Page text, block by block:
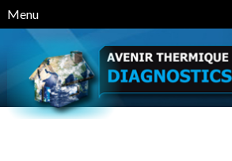
Menu
Panneau de gestion des cookies